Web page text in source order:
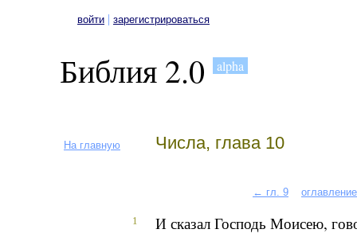
войти | зарегистрироваться
Библия 2.0 alpha
На главную Числа, глава 10
← гл. 9 оглавление
1 И сказал Господь Моисею,